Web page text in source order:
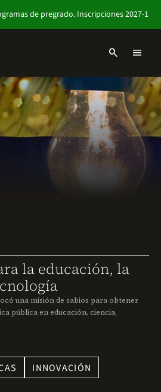
de pregrado. Inscripciones 2027-1
search menu
la educación, la
una misión de sabios para obtener
pública en educación, ciencia,
INNOVACIÓN